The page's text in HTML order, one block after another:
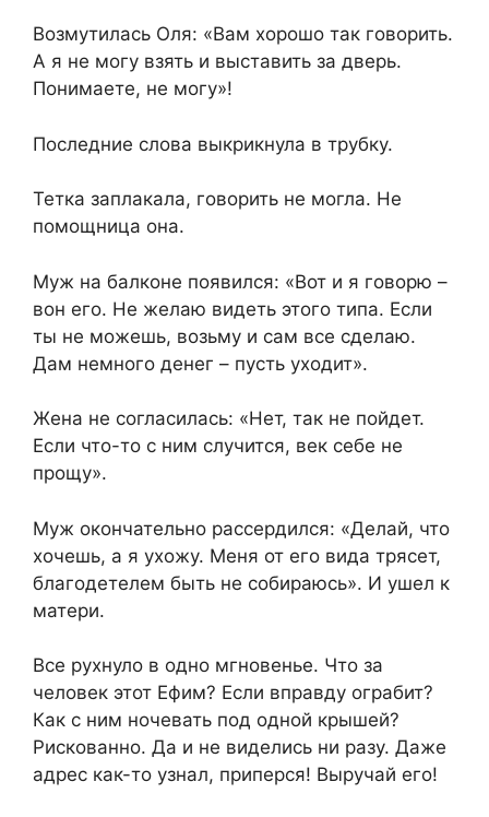
Возмутилась Оля: «Вам хорошо так говорить.
А я не могу взять и выставить за дверь.
Понимаете, не могу»!
Последние слова выкрикнула в трубку.
Тетка заплакала, говорить не могла. Не
помощница она.
Муж на балконе появился: «Вот и я говорю –
вон его. Не желаю видеть этого типа. Если
ты не можешь, возьму и сам все сделаю.
Дам немного денег – пусть уходит».
Жена не согласилась: «Нет, так не пойдет.
Если что-то с ним случится, век себе не
прощу».
Муж окончательно рассердился: «Делай, что
хочешь, а я ухожу. Меня от его вида трясет,
благодетелем быть не собираюсь». И ушел к
матери.
Все рухнуло в одно мгновенье. Что за
человек этот Ефим? Если вправду ограбит?
Как с ним ночевать под одной крышей?
Рискованно. Да и не виделись ни разу. Даже
адрес как-то узнал, приперся! Выручай его!